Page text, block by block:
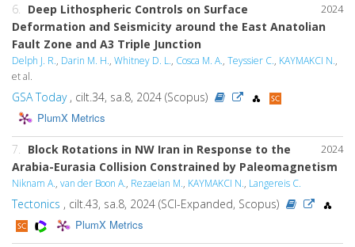
2024
6. Deep Lithospheric Controls on Surface
Deformation and Seismicity around the East Anatolian
Fault Zone and A3 Triple Junction
Delph J. R., Darin M. H., Whitney D. L., Cosca M. A., Teyssier C., KAYMAKCI N.,
et al.
GSA Today, cilt.34, sa.8, 2024 (Scopus)
PlumX Metrics
2024
7. Block Rotations in NW Iran in Response to the
Arabia-Eurasia Collision Constrained by Paleomagnetism
Niknam A., van der Boon A., Rezaeian M., KAYMAKCI N., Langereis C.
Tectonics , cilt.43, sa.8, 2024 (SCI-Expanded, Scopus)
PlumX Metrics